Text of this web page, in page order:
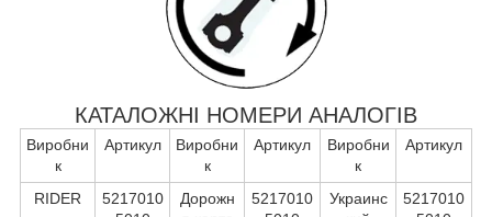
КАТАЛОЖНІ НОМЕРИ АНАЛОГІВ
Виробни
к
Артикул
Виробни
к
Артикул
Виробни
к
Артикул
RIDER
5217010
Дорожн
5217010
Украинс
5217010